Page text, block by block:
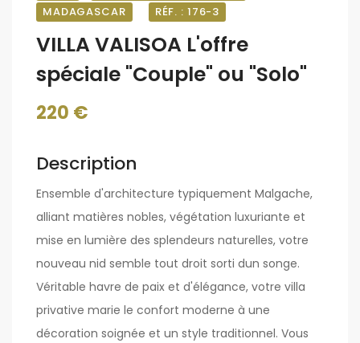
MADAGASCAR
RÉF. : 176-3
VILLA VALISOA L'offre
spéciale "Couple" ou "Solo"
220 €
Description
Ensemble d'architecture typiquement Malgache,
alliant matières nobles, végétation luxuriante et
mise en lumière des splendeurs naturelles, votre
nouveau nid semble tout droit sorti dun songe.
Véritable havre de paix et d'élégance, votre villa
privative marie le confort moderne à une
décoration soignée et un style traditionnel. Vous